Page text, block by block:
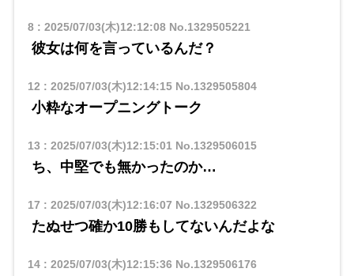
8: 2025/07/03(木)12:12:08No.1329505221
彼女は何を言っているんだ？
12 : 2025/07/03(木)12:14:15No.1329505804
小粋なオープニングトーク
13 : 2025/07/03(木)12:15:01 No.1329506015
ち、中堅でも無かったのか…
17 : 2025/07/03(木)12:16:07 No.1329506322
たぬせつ確か10勝もしてないんだよな
14: 2025/07/03(木)12:15:36 No.1329506176